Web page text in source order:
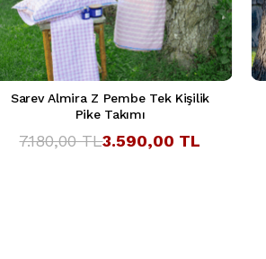
Sarev Almira Z Pembe Tek Kişilik
Pike Takımı
3.590,00 TL
7.180,00 TL